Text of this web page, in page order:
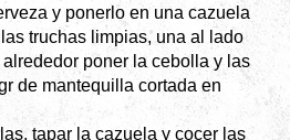
y ponerlo en una cazuela
truchas limpias, una al lado
poner la cebolla y las
de mantequilla cortada en
tapar la cazuela y cocer las